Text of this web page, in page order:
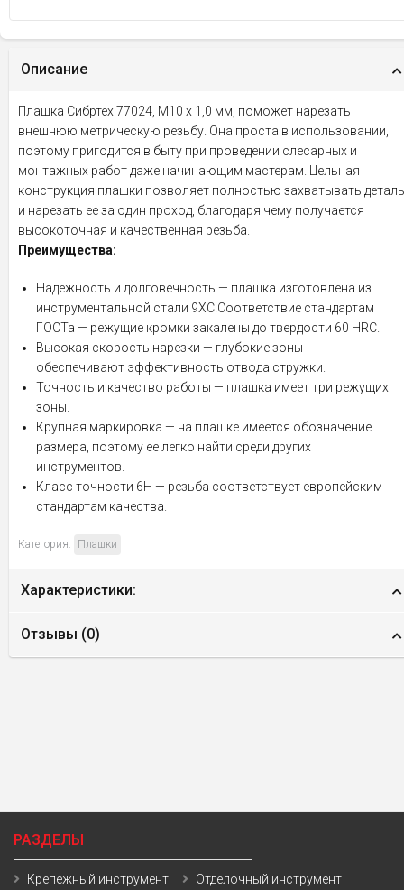
Описание
Плашка Сибртех 77024, М10 х 1,0 мм, поможет нарезать
внешнюю метрическую резьбу. Она проста в использовании,
поэтому пригодится в быту при проведении слесарных и
монтажных работ даже начинающим мастерам. Цельная
конструкция плашки позволяет полностью захватывать деталь
и нарезать ее за один проход, благодаря чему получается
высокоточная и качественная резьба.
Преимущества:
Надежность и долговечность — плашка изготовлена из
инструментальной стали 9XC.Соответствие стандартам
ГОСТа — режущие кромки закалены до твердости 60 HRC.
Высокая скорость нарезки — глубокие зоны
обеспечивают эффективность отвода стружки.
Точность и качество работы — плашка имеет три режущих
зоны.
Крупная маркировка — на плашке имеется обозначение
размера, поэтому ее легко найти среди других
инструментов.
Класс точности 6Н — резьба соответствует европейским
стандартам качества.
Категория: Плашки
Характеристики:
Отзывы (0)
РАЗДЕЛЫ
Крепежный инструмент
Отделочный инструмент